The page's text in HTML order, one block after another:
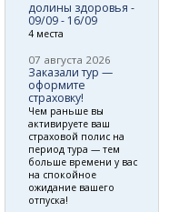
долины здоровья -
09/09 - 16/09
4 места
07 августа 2026
Заказали тур —
оформите
страховку!
Чем раньше вы
активируете ваш
страховой полис на
период тура — тем
больше времени у вас
на спокойное
ожидание вашего
отпуска!